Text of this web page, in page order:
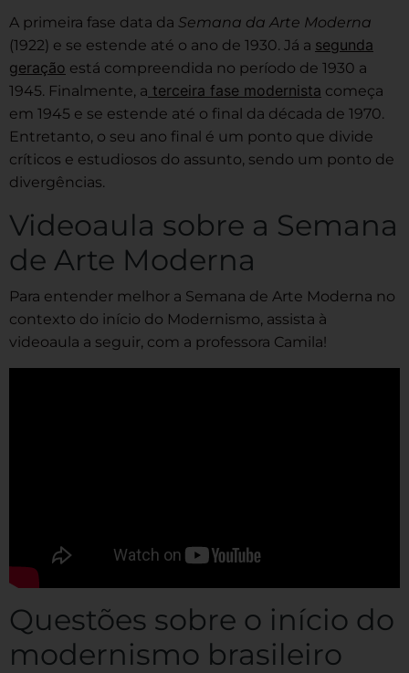
A primeira fase data da Semana da Arte Moderna
(1922) e se estende até o ano de 1930. Já a segunda
geração está compreendida no período de 1930 a
1945. Finalmente, a terceira fase modernista começa
em 1945 e se estende até o final da década de 1970.
Entretanto, o seu ano final é um ponto que divide
críticos e estudiosos do assunto, sendo um ponto de
divergências.
Videoaula sobre a Semana
de Arte Moderna
Para entender melhor a Semana de Arte Moderna no
contexto do início do Modernismo, assista à
videoaula a seguir, com a professora Camila!
Questões sobre o início do
modernismo brasileiro